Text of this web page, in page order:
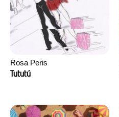
Rosa Peris
Tututú